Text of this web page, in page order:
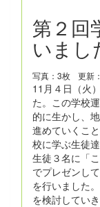
第２回
いまし
写真：3枚 更新
11月４日（火
た。この学校
的に生かし、
進めていくこ
校に学ぶ生徒
生徒３名に「
でプレゼンし
を行いました
を検討してい